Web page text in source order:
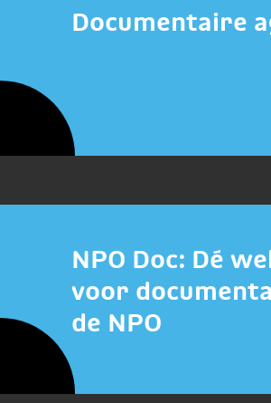
Documentaire
NPO Doc: Dé
voor
de NPO